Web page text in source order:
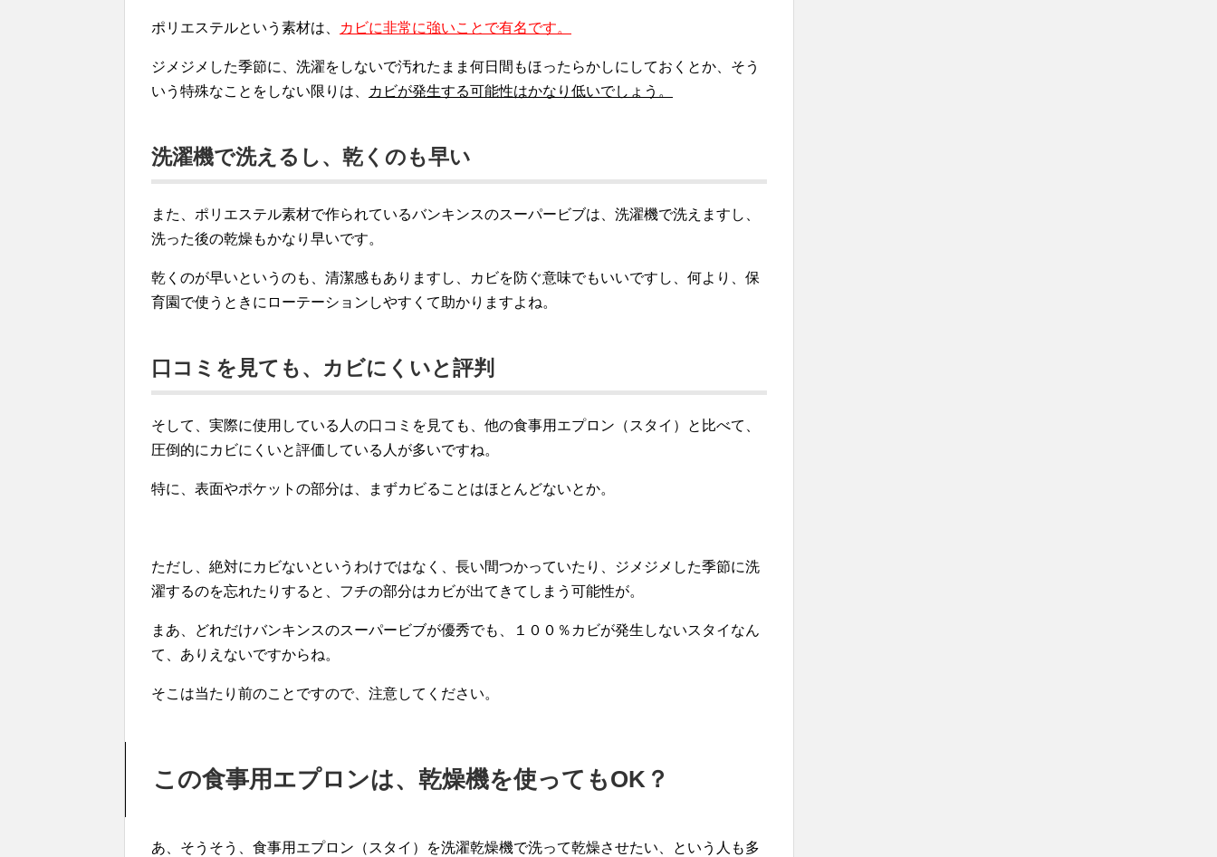
ポリエステルという素材は、 カビに非常に強いことで有名です。
ジメジメした季節に、洗濯をしないで汚れたまま何日間もほったらかしにしておくとか、そう
いう特殊なことをしない限りは、
カビが発生する可能性はかなり低いでしょう。
洗濯機で洗えるし、乾くのも早い
また、ポリエステル素材で作られているバンキンスのスーパービブは、洗濯機で洗えますし、
洗った後の乾燥もかなり早いです。
乾くのが早いというのも、清潔感もありますし、カビを防ぐ意味でもいいですし、何より、保
育園で使うときにローテーションしやすくて助かりますよね。
口コミを見ても、カビにくいと評判
そして、実際に使用している人の口コミを見ても、他の食事用エプロン（スタイ）と比べて、
圧倒的にカビにくいと評価している人が多いですね。
特に、表面やポケットの部分は、まずカビることはほとんどないとか。
ただし、絶対にカビないというわけではなく、長い間つかっていたり、ジメジメした季節に洗
濯するのを忘れたりすると、フチの部分はカビが出てきてしまう可能性が。
まあ、どれだけバンキンスのスーパービブが優秀でも、１００％カビが発生しないスタイなん
て、ありえないですからね。
そこは当たり前のことですので、注意してください。
この食事用エプロンは、乾燥機を使ってもOK？
あ、そうそう、食事用エプロン（スタイ）を洗濯乾燥機で洗って乾燥させたい、という人も多